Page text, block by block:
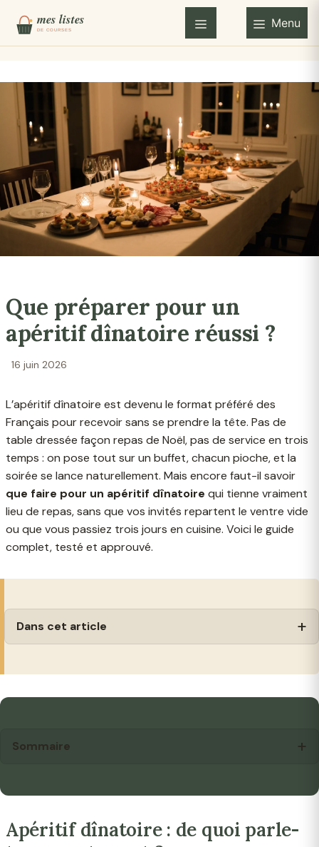
contenu
Menu Menu
Que préparer pour un
apéritif dînatoire réussi ?
16 juin 2026
L’apéritif dînatoire est devenu le format préféré des
Français pour recevoir sans se prendre la tête. Pas de
table dressée façon repas de Noël, pas de service en trois
temps : on pose tout sur un buffet, chacun pioche, et la
soirée se lance naturellement. Mais encore faut-il savoir
que faire pour un apéritif dînatoire qui tienne vraiment
lieu de repas, sans que vos invités repartent le ventre vide
ou que vous passiez trois jours en cuisine. Voici le guide
complet, testé et approuvé.
Dans cet article
Sommaire
Apéritif dînatoire : de quoi parle-